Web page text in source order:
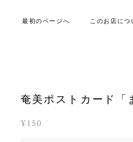
最初のページへ このお店につ
奄美ポストカード「
¥150